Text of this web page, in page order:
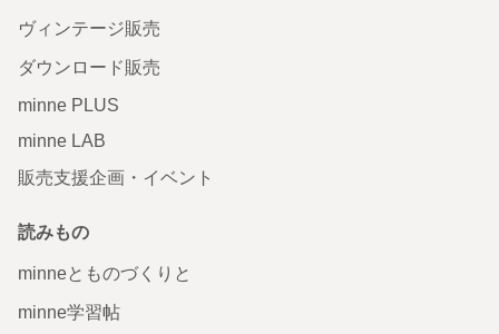
ヴィンテージ販売
ダウンロード販売
minne PLUS
minne LAB
販売支援企画・イベント
読みもの
minneとものづくりと
minne学習帖